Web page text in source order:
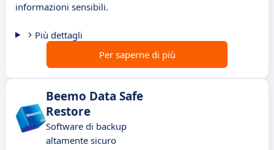
informazioni sensibili.
Più dettagli
Per saperne di più
Beemo Data Safe
Restore
Software di backup
altamente sicuro